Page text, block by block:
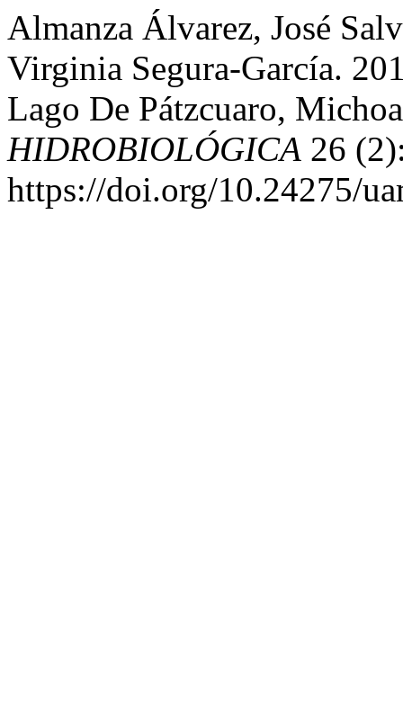
Almanza Álvarez, José
Virginia Segura-García.
Lago De Pátzcuaro,
HIDROBIOLÓGICA 26
https://doi.org/10.24275/